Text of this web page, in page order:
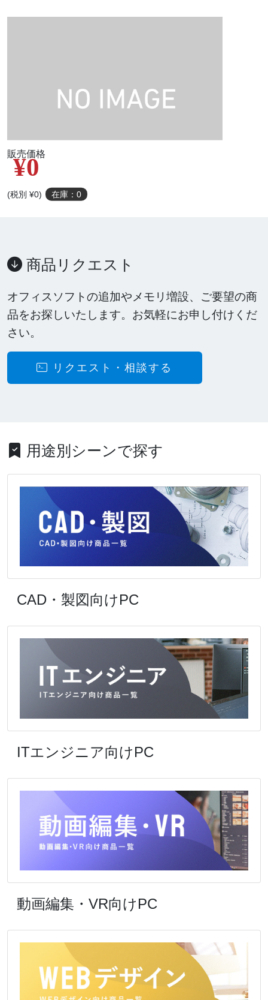
販売価格
¥0
(税別 ¥0) 在庫：0
商品リクエスト
オフィスソフトの追加やメモリ増設、ご要望の商
品をお探しいたします。お気軽にお申し付けくだ
さい。
リクエスト・相談する
用途別シーンで探す
CAD・製図向けPC
ITエンジニア向けPC
動画編集・VR向けPC